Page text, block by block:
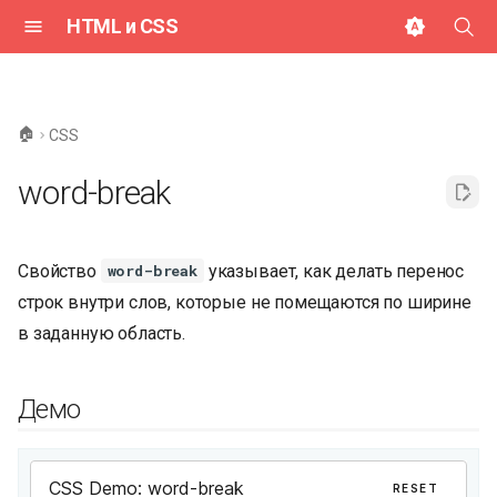
HTML и CSS
ц
а
л
🏠 CSS
word-break
Свойство word-break указывает, как делать перенос
строк внутри слов, которые не помещаются по ширине
в заданную область.
Демо